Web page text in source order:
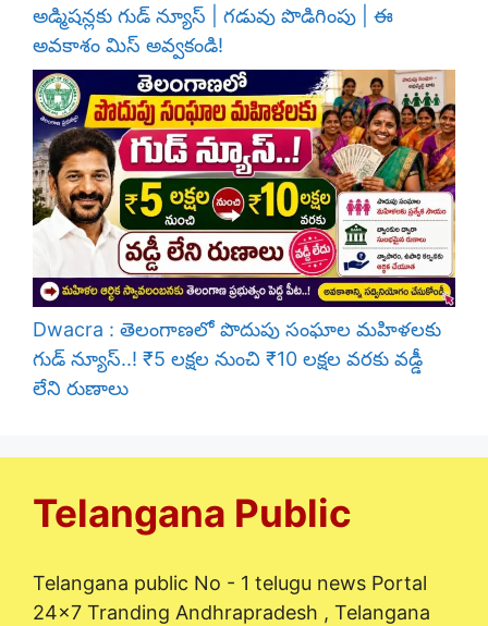
అడ్మిషన్లకు గుడ్ న్యూస్ | గడువు పొడిగింపు | ఈ
అవకాశం మిస్ అవ్వకండి!
Dwacra : తెలంగాణలో పొదుపు సంఘాల మహిళలకు
గుడ్ న్యూస్..! ₹5 లక్షల నుంచి ₹10 లక్షల వరకు వడ్డీ
లేని రుణాలు
Telangana Public
Telangana public No - 1 telugu news Portal
24x7 Tranding Andhrapradesh , Telangana